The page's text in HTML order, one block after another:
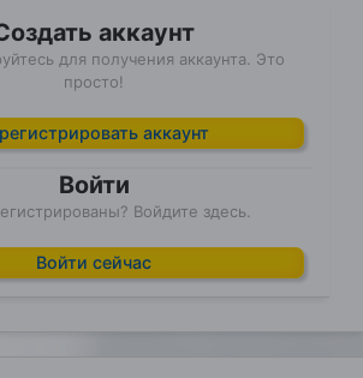
аккаунт
для получения аккаунта. Это
просто!
аккаунт
Войти
Войдите здесь.
Войти сейчас